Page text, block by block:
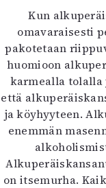
Kun
omavaraisesti
pakotetaan
huomioon
karmealla tolalla
että
ja köyhyyteen.
enemmän
on itsemurha.